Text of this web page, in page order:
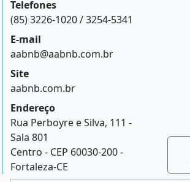
Telefones
(85) 3226-1020 / 3254-5341
E-mail
aabnb@aabnb.com.br
Site
aabnb.com.br
Endereço
Rua Perboyre e Silva, 111 -
Sala 801
Centro - CEP 60030-200 -
Fortaleza-CE